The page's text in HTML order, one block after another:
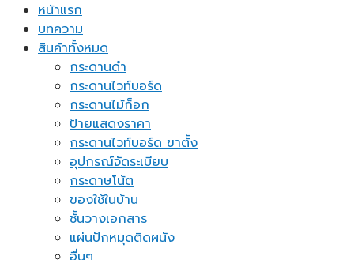
หน้าแรก
บทความ
สินค้าทั้งหมด
กระดานดำ
กระดานไวท์บอร์ด
กระดานไม้ก็อก
ป้ายแสดงราคา
กระดานไวท์บอร์ด ขาตั้ง
อุปกรณ์จัดระเบียบ
กระดาษโน้ต
ของใช้ในบ้าน
ชั้นวางเอกสาร
แผ่นปักหมุดติดผนัง